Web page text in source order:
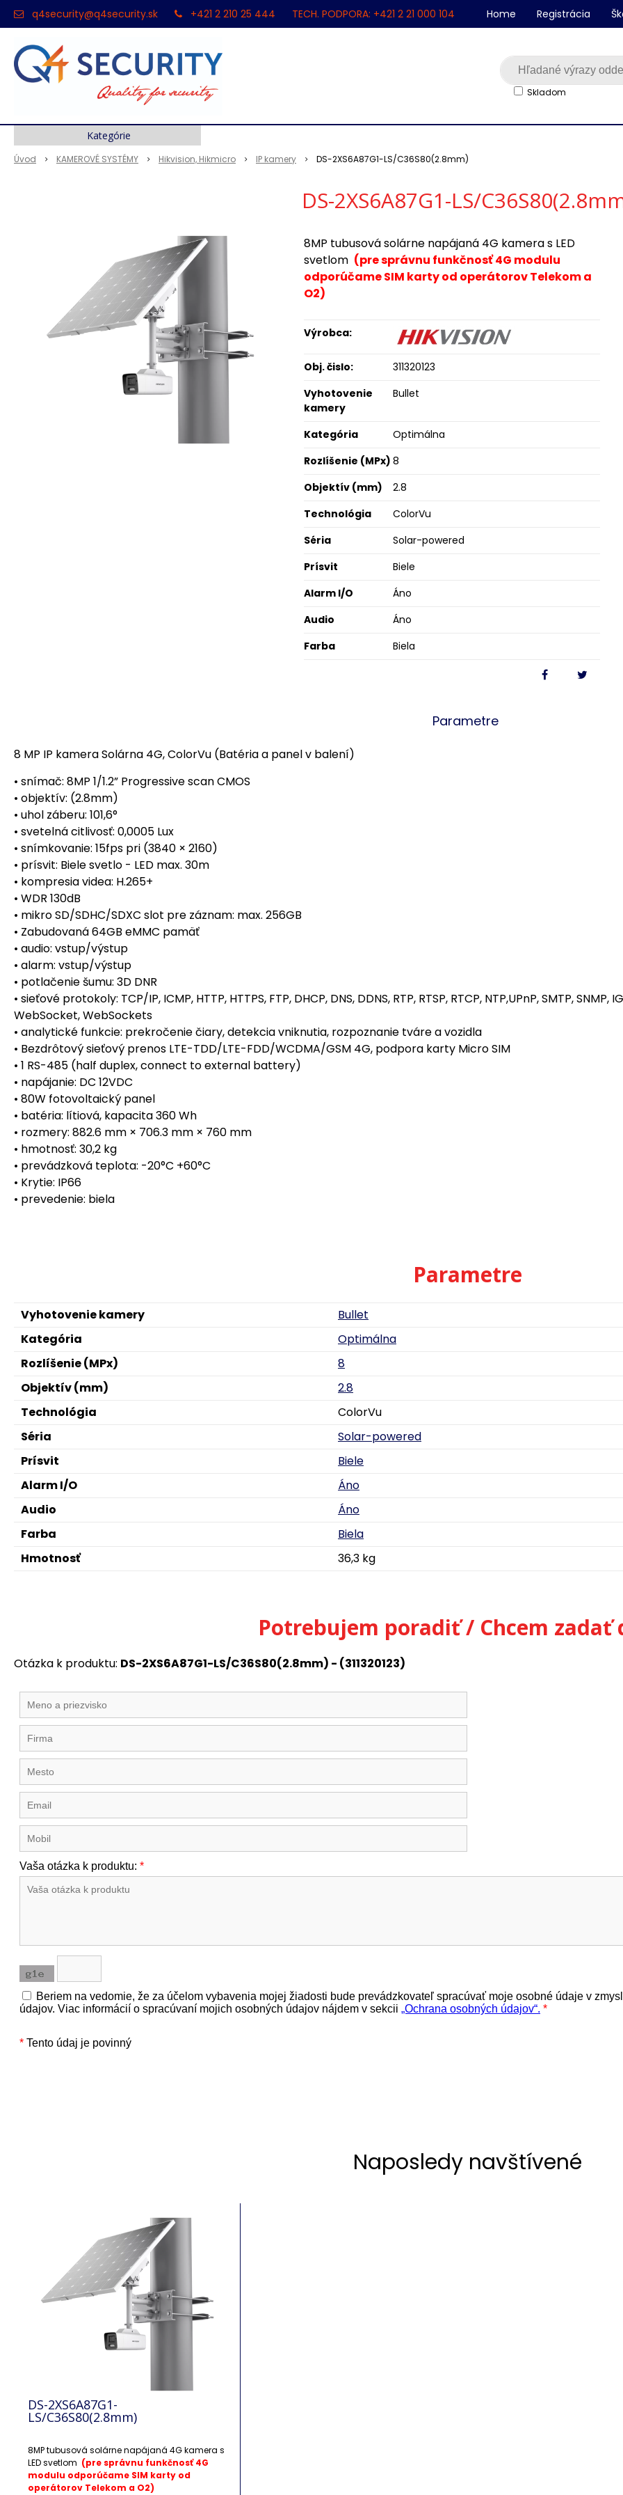
q4security@q4security.sk +421 2 210 25 444 TECH. PODPORA: +421 2 21 000 104
Skladom
Home Registrácia
Úvod KAMEROVÉ SYSTÉMY Hikvision, Hikmicro IP kamery DS-2XS6A87G1-LS/C36S80(2.8mm)
DS-2XS6A87G1-LS/
8MP tubusová solárne napájaná 4G kamera s LED
svetlom (pre správnu funkčnosť 4G modulu
odporúčame SIM karty od operátorov Telekom a
O2)
Výrobca:
Obj. čislo:
311320123
Vyhotovenie
kamery
Bullet
Kategória
Optimálna
Rozlíšenie (MPx) 8
Objektív (mm)
2.8
Technológia
ColorVu
Séria
Solar-powered
Prísvit
Biele
Alarm I/O
Áno
Audio
Áno
Farba
Biela
Parametre
8 MP IP kamera Solárna 4G, ColorVu (Batéria a panel v balení)
• snímač: 8MP 1/1.2” Progressive scan CMOS
• objektív: (2.8mm)
• uhol záberu: 101,6°
• svetelná citlivosť: 0,0005 Lux
• snímkovanie: 15fps pri (3840 × 2160)
• prísvit: Biele svetlo - LED max. 30m
• kompresia videa: H.265+
• WDR 130dB
• mikro SD/SDHC/SDXC slot pre záznam: max. 256GB
• Zabudovaná 64GB eMMC pamäť
• audio: vstup/výstup
• alarm: vstup/výstup
• potlačenie šumu: 3D DNR
• sieťové protokoly: TCP/IP, ICMP, HTTP, HTTPS, FTP, DHCP, DNS, DDNS, RTP, RTSP, RTCP, NTP,UPnP, SMTP, SNMP,
WebSocket, WebSockets
• analytické funkcie: prekročenie čiary, detekcia vniknutia, rozpoznanie tváre a vozidla
• Bezdrôtový sieťový prenos LTE-TDD/LTE-FDD/WCDMA/GSM 4G, podpora karty Micro SIM
• 1 RS-485 (half duplex, connect to external battery)
• napájanie: DC 12VDC
• 80W fotovoltaický panel
• batéria: lítiová, kapacita 360 Wh
• rozmery: 882.6 mm × 706.3 mm × 760 mm
• hmotnosť: 30,2 kg
• prevádzková teplota: -20°C +60°C
• Krytie: IP66
• prevedenie: biela
Parametre
Vyhotovenie kamery
Bullet
Kategória
Optimálna
Rozlíšenie (MPx)
8
Objektív (mm)
2.8
Technológia
ColorVu
Séria
Solar-powered
Prísvit
Biele
Alarm I/O
Áno
Audio
Áno
Farba
Biela
Hmotnosť
36,3 kg
Potrebujem poradiť / Chcem zadať
Otázka k produktu: DS-2XS6A87G1-LS/C36S80(2.8mm) - (311320123)
Naposledy navštívené
DS-2XS6A87G1-
LS/C36S80(2.8mm)
8MP tubusová solárne napájaná 4G kamera s
LED svetlom (pre správnu funkčnosť 4G
modulu odporúčame SIM karty od
operátorov Telekom a O2)
Kategórie